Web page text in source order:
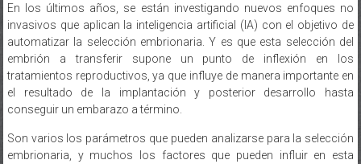
En los últimos años, se están investigando nuevos enfoques no
invasivos que aplican la inteligencia artificial (IA) con el objetivo de
automatizar la selección embrionaria. Y es que esta selección del
embrión a transferir supone un punto de inflexión en los
tratamientos reproductivos, ya que influye de manera importante en
el resultado de la implantación y posterior desarrollo hasta
conseguir un embarazo a término.
Son varios los parámetros que pueden analizarse para la selección
embrionaria, y muchos los factores que pueden influir en esta